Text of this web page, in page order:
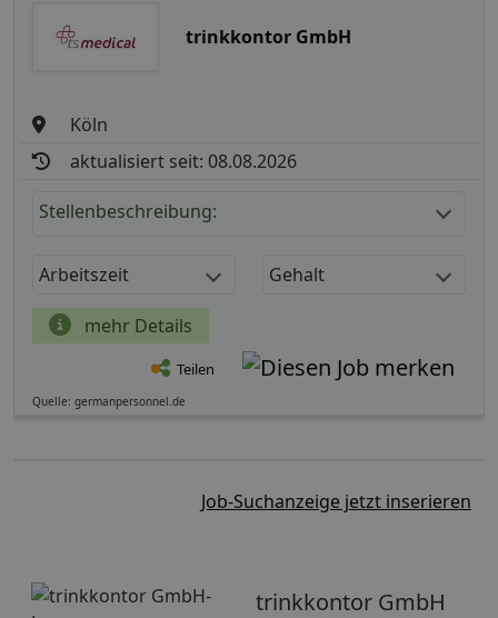
trinkkontor GmbH
Köln
aktualisiert seit: 08.08.2026
Stellenbeschreibung:
Arbeitszeit Gehalt
mehr Details
Teilen
Quelle: germanpersonnel.de
Job-Suchanzeige jetzt inserieren
trinkkontor GmbH